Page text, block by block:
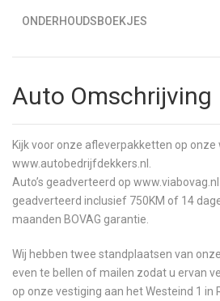
ONDERHOUDSBOEKJES
Auto Omschrijving
Kijk voor onze afleverpakketten op onze
www.autobedrijfdekkers.nl.
Auto’s geadverteerd op
geadverteerd inclusief 750KM of 14
maanden BOVAG garantie.
Wij hebben twee standplaatsen van
even te bellen of mailen zodat u ervan
op onze vestiging aan het Westeind 1 in